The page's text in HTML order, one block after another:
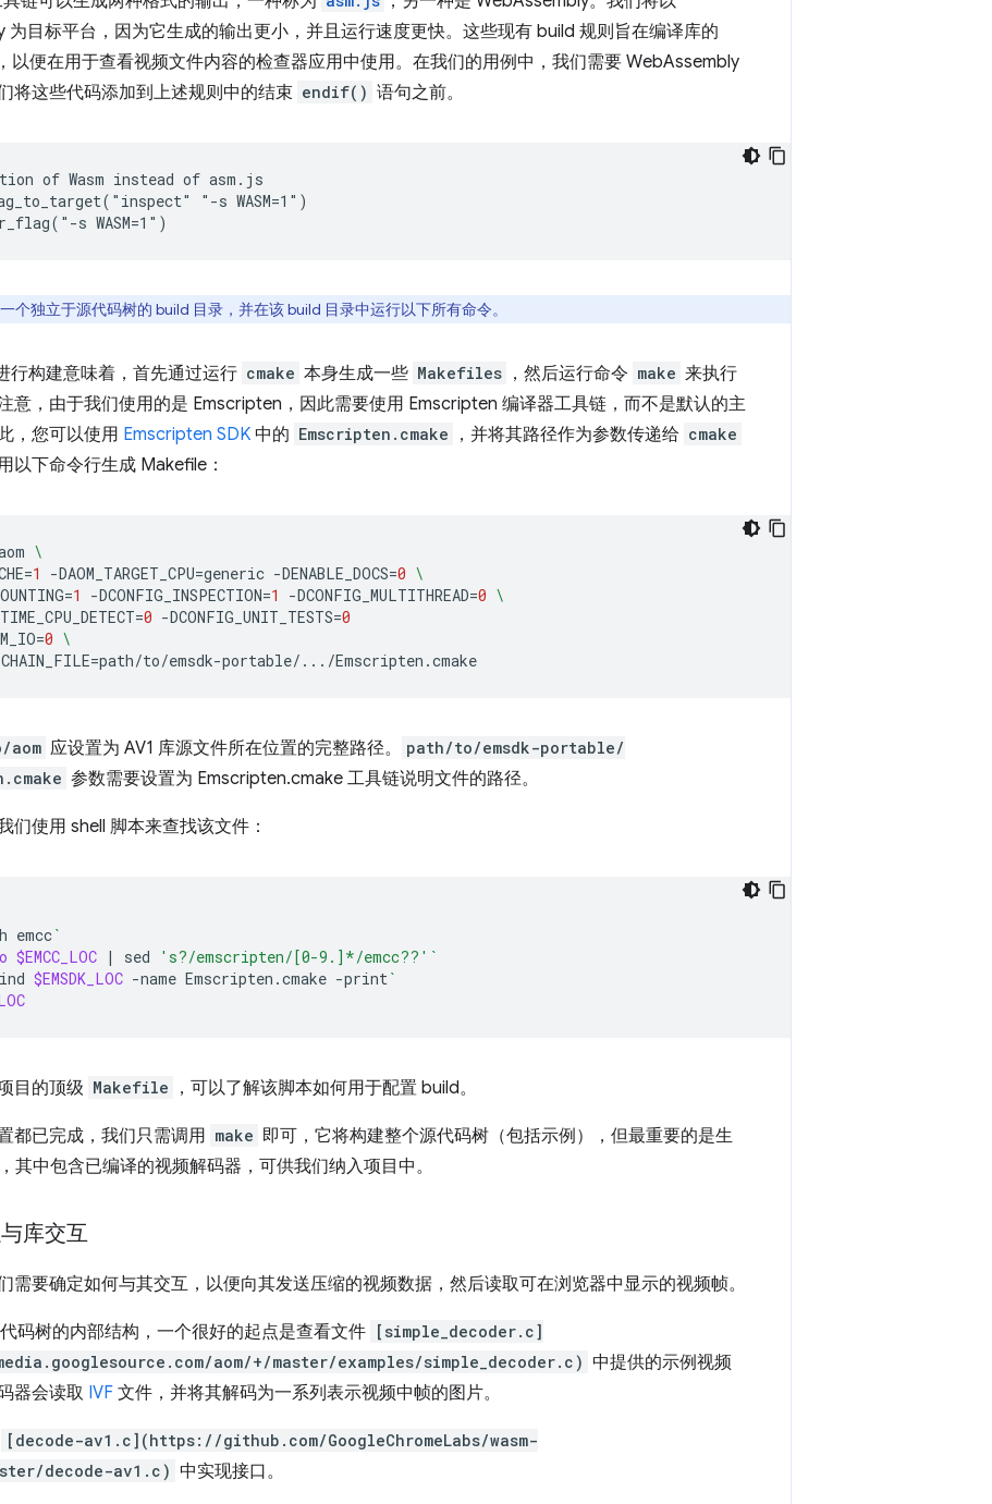
为目标平台，因为它生成的输出更小，并且运行速度更快。这些现有 build 规则旨在编译库的
以便在用于查看视频文件内容的检查器应用中使用。在我们的用例中，我们需要 WebAssembly
将这些代码添加到上述规则中的结束 endif() 语句之前。
of Wasm instead of asm.js
"-s WASM=1")
个独立于源代码树的 build 目录，并在该 build 目录中运行以下所有命令。
行构建意味着，首先通过运行 cmake 本身生成一些 Makefiles ，然后运行命令 make 来执行
意，由于我们使用的是 Emscripten，因此需要使用 Emscripten 编译器工具链，而不是默认的主
，您可以使用 Emscripten SDK 中的 Emscripten.cmake ，并将其路径作为参数传递给 cmake
以下命令行生成 Makefile：
\
=1 -DAOM_TARGET_CPU=generic -DENABLE_DOCS=0 \
=1 -DCONFIG_INSPECTION=1 -DCONFIG_MULTITHREAD=0 \
=0 -DCONFIG_UNIT_TESTS=0
=0 \
=
应设置为 AV1 库源文件所在位置的完整路径。
path/to/emsdk-portable/
参数需要设置为 Emscripten.cmake 工具链说明文件的路径。
们使用 shell 脚本来查找该文件：
emcc`
$EMCC_LOC | sed 's?/emscripten/[0-9.]*/emcc??' `
$EMSDK_LOC -name Emscripten.cmake -print `
目的顶级 Makefile ，可以了解该脚本如何用于配置 build。
都已完成，我们只需调用 make 即可，它将构建整个源代码树（包括示例），但最重要的是生
，其中包含已编译的视频解码器，可供我们纳入项目中。
库交互
需要确定如何与其交互，以便向其发送压缩的视频数据，然后读取可在浏览器中显示的视频帧。
码树的内部结构，一个很好的起点是查看文件 [simple_decoder.c]
aom/+/master/examples/simple_decoder.c) 中提供的示例视频
器会读取 IVF 文件，并将其解码为一系列表示视频中帧的图片。
[decode-av1.c](https://github.com/GoogleChromeLabs/wasm-
decode-av1.c) 中实现接口。